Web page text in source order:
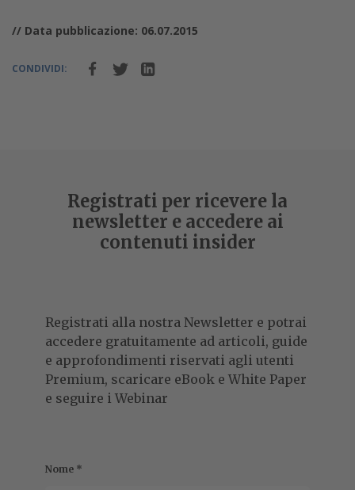
// Data pubblicazione: 06.07.2015
CONDIVIDI:
Registrati per ricevere la
newsletter e accedere ai
contenuti insider
Registrati alla nostra Newsletter e potrai
accedere gratuitamente ad articoli, guide
e approfondimenti riservati agli utenti
Premium, scaricare eBook e White Paper
e seguire i Webinar
Nome *